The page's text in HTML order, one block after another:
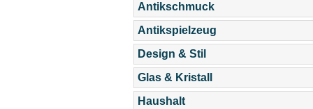
Antikschmuck
Antikspielzeug
Design & Stil
Glas & Kristall
Haushalt